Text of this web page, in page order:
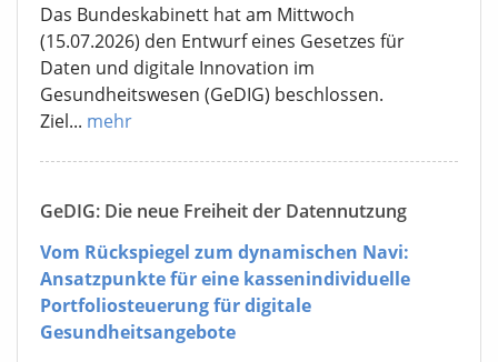
Das Bundeskabinett hat am Mittwoch
(15.07.2026) den Entwurf eines Gesetzes für
Daten und digitale Innovation im
Gesundheitswesen (GeDIG) beschlossen.
Ziel... mehr
GeDIG: Die neue Freiheit der Datennutzung
Vom Rückspiegel zum dynamischen Navi:
Ansatzpunkte für eine kassenindividuelle
Portfoliosteuerung für digitale
Gesundheitsangebote